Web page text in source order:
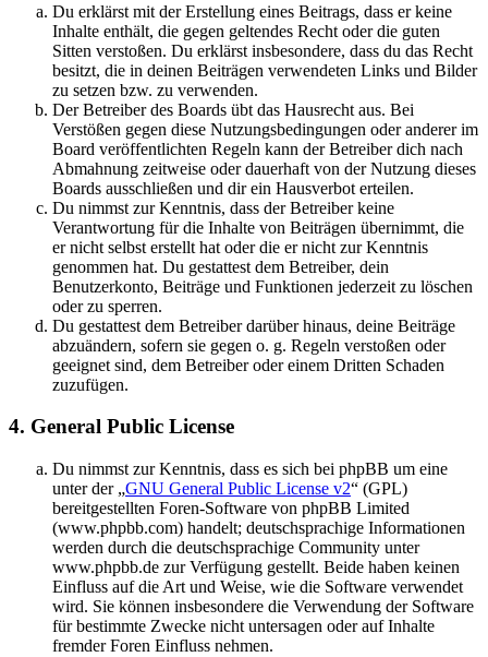
Du erklärst mit der Erstellung eines Beitrags, dass er keine
Inhalte enthält, die gegen geltendes Recht oder die guten
Sitten verstoßen. Du erklärst insbesondere, dass du das Recht
besitzt, die in deinen Beiträgen verwendeten Links und Bilder
zu setzen bzw. zu verwenden.
Der Betreiber des Boards übt das Hausrecht aus. Bei
Verstößen gegen diese Nutzungsbedingungen oder anderer im
Board veröffentlichten Regeln kann der Betreiber dich nach
Abmahnung zeitweise oder dauerhaft von der Nutzung dieses
Boards ausschließen und dir ein Hausverbot erteilen.
Du nimmst zur Kenntnis, dass der Betreiber keine
Verantwortung für die Inhalte von Beiträgen übernimmt, die
er nicht selbst erstellt hat oder die er nicht zur Kenntnis
genommen hat. Du gestattest dem Betreiber, dein
Benutzerkonto, Beiträge und Funktionen jederzeit zu löschen
oder zu sperren.
Du gestattest dem Betreiber darüber hinaus, deine Beiträge
abzuändern, sofern sie gegen o. g. Regeln verstoßen oder
geeignet sind, dem Betreiber oder einem Dritten Schaden
zuzufügen.
4. General Public License
Du nimmst zur Kenntnis, dass es sich bei phpBB um eine
unter der „GNU General Public License v2“ (GPL)
bereitgestellten Foren-Software von phpBB Limited
(www.phpbb.com) handelt; deutschsprachige Informationen
werden durch die deutschsprachige Community unter
www.phpbb.de zur Verfügung gestellt. Beide haben keinen
Einfluss auf die Art und Weise, wie die Software verwendet
wird. Sie können insbesondere die Verwendung der Software
für bestimmte Zwecke nicht untersagen oder auf Inhalte
fremder Foren Einfluss nehmen.